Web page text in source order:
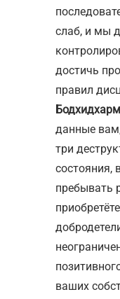
слаб, и мы
достичь
правил
данные
три
состояния,
пребывать
ваших